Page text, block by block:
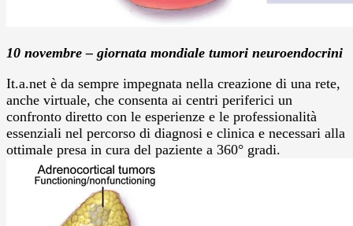
10 novembre – giornata mondiale tumori neuroendocrini
It.a.net è da sempre impegnata nella creazione di una rete,
anche virtuale, che consenta ai centri periferici un
confronto diretto con le esperienze e le professionalità
essenziali nel percorso di diagnosi e clinica e necessari alla
ottimale presa in cura del paziente a 360° gradi.